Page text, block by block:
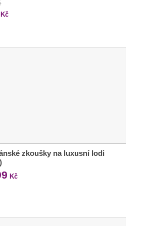
zkoušky na luxusní lodi
Kč